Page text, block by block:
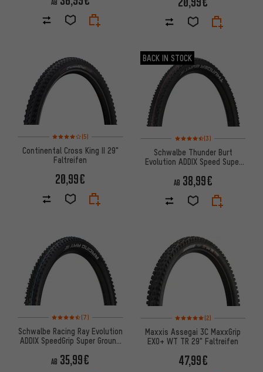
AB
Bewertungen: 4 von 5 basierend auf 5 Bewertungen
(5)
Continental Cross King II 29"
Faltreifen
20,99€
BACK IN STOCK
Bewertungen: 4,5 von 5
(3)
Schwalbe Thunder Burt
Evolution ADDIX Speed Super
AB 38,99€
Bewertungen: 4,5 von 5 basierend auf 7 Bewertungen
(7)
Schwalbe Racing Ray Evolution
ADDIX SpeedGrip Super Ground
AB 35,99€
Bewertungen: 5 von 5
(2)
Maxxis Assegai 3C MaxxGrip
EXO+ WT TR 29" Faltreifen
47,99€